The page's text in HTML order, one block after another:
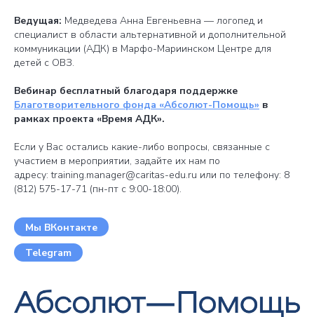
Ведущая: Медведева Анна Евгеньевна — логопед и
специалист в области альтернативной и дополнительной
коммуникации (АДК) в Марфо-Мариинском Центре для
детей с ОВЗ.
Вебинар бесплатный благодаря поддержке
Благотворительного фонда «Абсолют-Помощь» в
рамках проекта «Время АДК».
Если у Вас остались какие-либо вопросы, связанные с
участием в мероприятии, задайте их нам по
адресу: training.manager@caritas-edu.ru или по телефону: 8
(812) 575-17-71 (пн-пт с 9:00-18:00).
Мы ВКонтакте
Telegram